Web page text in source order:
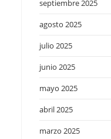
septiembre 2025
agosto 2025
julio 2025
junio 2025
mayo 2025
abril 2025
marzo 2025